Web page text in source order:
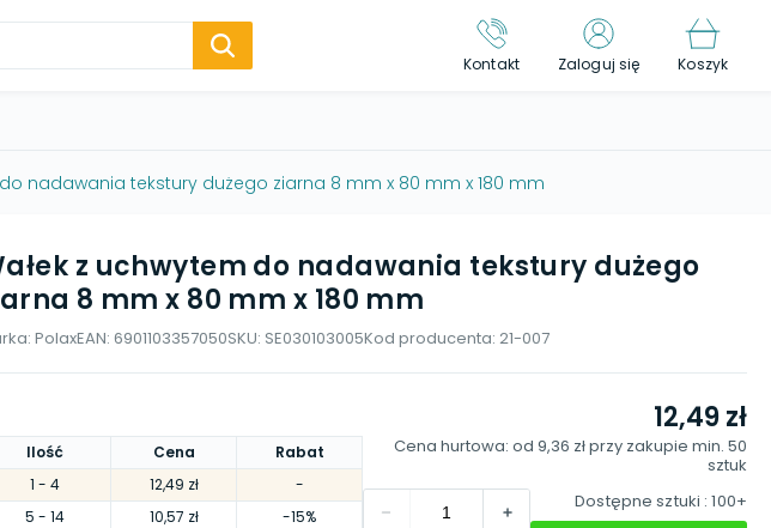
Kontakt Zaloguj się Koszyk
nadawania tekstury dużego ziarna 8 mm x 80 mm x 180 mm
z uchwytem do nadawania tekstury dużego
8 mm x 80 mm x 180 mm
PolaxEAN: 6901103357050SKU: SE030103005Kod producenta: 21-007
Ilość Cena
Rabat
1 - 4 12,49 zł
-
5 - 14 10,57 zł
-15%
12,49 zł
Cena hurtowa: od 9,36 złprzy zakupie min. 50
sztuk
Dostępne sztuki : 100+